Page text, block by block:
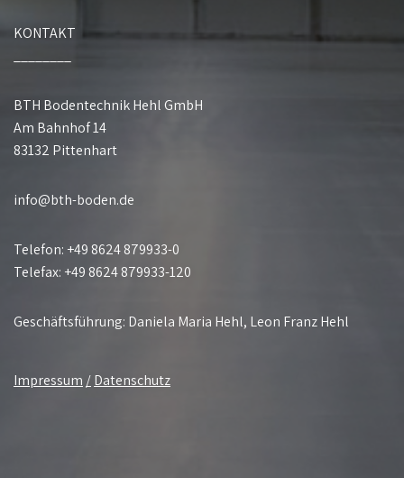
KONTAKT
BTH Bodentechnik Hehl GmbH
Am Bahnhof 14
83132 Pittenhart
info@bth-boden.de
Telefon: +49 8624 879933-0
Telefax: +49 8624 879933-120
Geschäftsführung: Daniela Maria Hehl, Leon Franz Hehl
Impressum /Datenschutz